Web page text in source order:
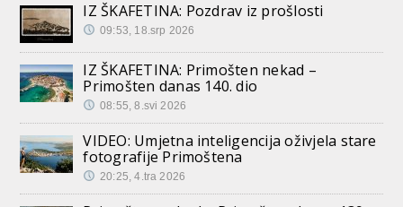
IZ ŠKAFETINA: Pozdrav iz prošlosti
09:53, 18.srp 2026
IZ ŠKAFETINA: Primošten nekad –
Primošten danas 140. dio
08:55, 8.svi 2026
VIDEO: Umjetna inteligencija oživjela stare
fotografije Primoštena
20:25, 4.tra 2026